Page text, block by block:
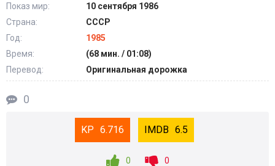
Показ мир:
10 сентября 1986
Страна:
СССР
Год:
1985
Время:
(68 мин. / 01:08)
Перевод:
Оригинальная дорожка
0
6.716 6.5
0 0